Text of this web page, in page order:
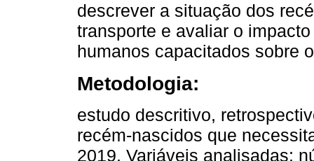
descrever a situação dos
transporte e avaliar o
humanos capacitados sobre
Metodologia:
estudo descritivo,
recém-nascidos que
2019. Variáveis analisadas: